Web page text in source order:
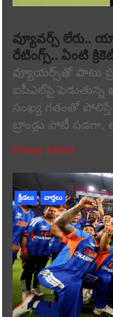
వ్యూవర్స్ లేరు..
రేటింగ్స్.. ఏంటి
వ్యూయర్స్‌తో పాటు
ఐపీఎల్‌పై పెడుతున్న
సంఖ్య గతంతో
బ్రాండ్లు పోటీ
Read More
క్రీడలు వార్తలు